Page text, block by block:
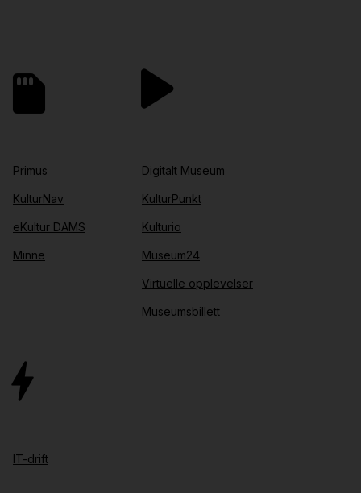
Primus
KulturNav
eKultur DAMS
Minne
Digitalt Museum
KulturPunkt
Kulturio
Museum24
Virtuelle opplevelser
Museumsbillett
IT-drift